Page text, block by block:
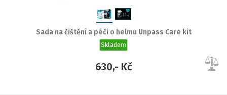
Sada na čištění a péči o helmu Unpass Care kit
Skladem
630,- Kč